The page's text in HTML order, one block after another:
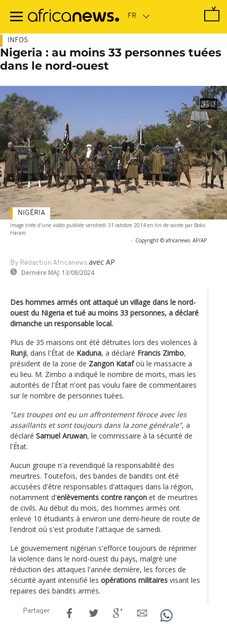
contenu
INFOS
Nigeria : au moins 33 personnes tuées
dans le nord-ouest
Image tirée d'une vidéo publiée vendredi 31 octobre 2014 en fin de soirée par Boko
Haram
- Copyright © africanews AP/AP
By Rédaction Africanews avec AP
Dernière MAJ: 13/08/2024
NIGÉRIA
Des hommes armés ont attaqué un village dans le nord-
ouest du Nigeria et tué au moins 33 personnes, a déclaré
dimanche un responsable local.
Plus de 35 maisons ont été détruites lors des violences à
Runji, dans l'État de Kaduna, a déclaré Francis Zimbo,
président de la zone de Zangon Katafoù le massacre a
eu lieu. M. Zimbo a indiqué le nombre de morts, mais les
autorités de l'État n'ont pas voulu faire de commentaires
sur le nombre de personnes tuées.
"Les troupes ont eu un affrontement féroce avec les
assaillants et sont toujours dans la zone générale", a
déclaré Samuel Aruwan, le commissaire à la sécurité de
l'État.
Aucun groupe n'a revendiqué la responsabilité des
meurtres. Toutefois, des bandes de bandits ont été
accusées d'être responsables d'attaques dans la région,
notamment d'enlèvements contre rançon et de meurtres
de civils. Au début du mois, des hommes armés ont
enlevé 10 étudiants à environ une demi-heure de route de
l'endroit où s'est produite l'attaque de samedi.
Le gouvernement nigérian s'efforce toujours de réprimer
la violence dans le nord-ouest du pays, malgré une
réduction des attaques l'année dernière, les forces de
sécurité ayant intensifié les opérations militaires visant les
repaires des bandits armés.
Partager